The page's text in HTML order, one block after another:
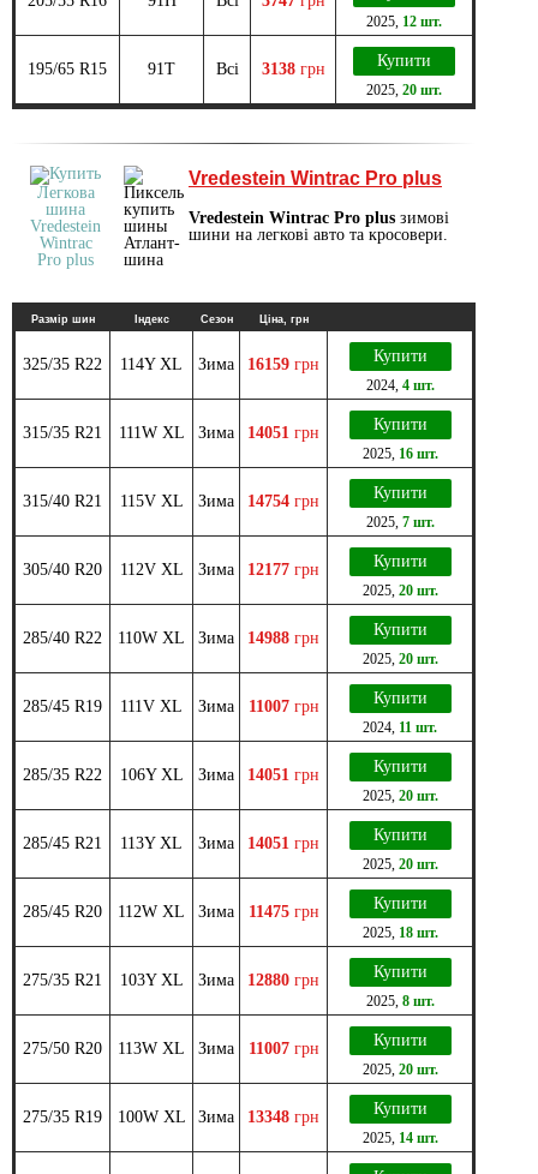
2025 12 шт.
195/65 R15 91T Всі 3138 грн Купити
2025 20 шт.
Vredestein Wintrac Pro plus
Vredestein Wintrac Pro plus зимові
шини на легкові авто та кросовери.
Размір шин Індекс Сезон Ціна, грн
325/35 R22 114Y XL Зима 16159 грн Купити
2024, 4 шт.
315/35 R21 111W XL Зима 14051 грн Купити
2025, 16 шт.
315/40 R21 115V XL Зима 14754 грн Купити
2025, 7 шт.
305/40 R20 112V XL Зима 12177 грн Купити
2025, 20 шт.
285/40 R22 110W XL Зима 14988 грн Купити
2025, 20 шт.
285/45 R19 111V XL Зима 11007 грн Купити
2024 11 шт.
285/35 R22 106Y XL Зима 14051 грн Купити
2025, 20 шт.
285/45 R21 113Y XL Зима 14051 грн Купити
2025, 20 шт.
285/45 R20 112W XL Зима 11475 грн Купити
2025, 18 шт.
275/35 R21 103Y XL Зима 12880 грн Купити
2025, 8 шт.
275/50 R20 113W XL Зима 11007 грн Купити
2025, 20 шт.
275/35 R19 100W XL Зима 13348 грн Купити
2025, 14 шт.